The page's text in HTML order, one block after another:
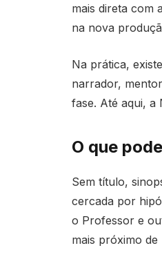
mais direta com
na nova
Na prática,
narrador,
fase. Até aqui, a
O que
Sem título,
cercada por
o Professor e
mais próximo